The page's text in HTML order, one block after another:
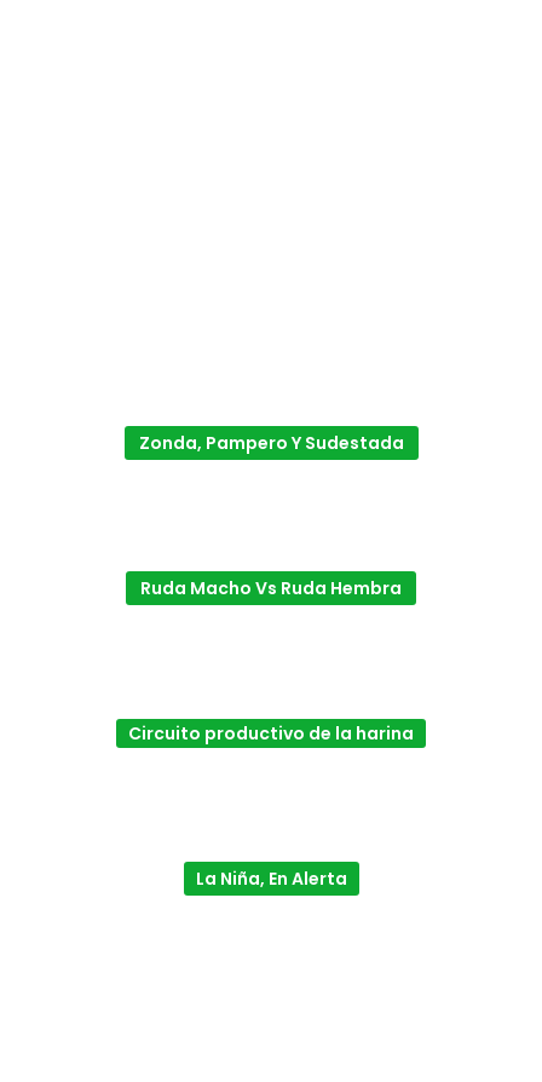
Zonda, Pampero Y Sudestada
Ruda Macho Vs Ruda Hembra
Circuito productivo de la harina
La Niña, En Alerta